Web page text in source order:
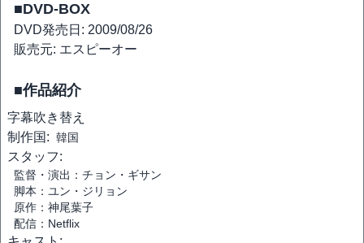
■DVD-BOX
DVD発売日: 2009/08/26
販売元: エスピーオー
■作品紹介
字幕吹き替え
制作国: 韓国
スタッフ:
監督・演出：チョン・ギサン
脚本：ユン・ジリョン
原作：神尾葉子
配信：Netflix